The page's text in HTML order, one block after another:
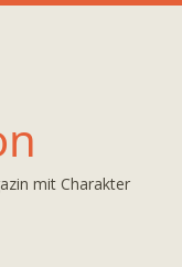
mit Charakter